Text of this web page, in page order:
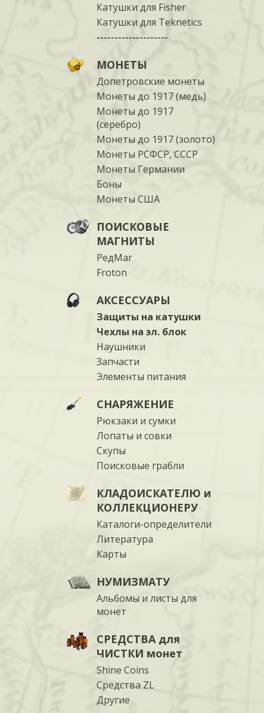
Катушки для Fisher
Катушки для Teknetics
--------------------
МОНЕТЫ
Допетровские монеты
Монеты до 1917 (медь)
Монеты до 1917
(серебро)
Монеты до 1917 (золото)
Монеты РСФСР, СССР
Монеты Германии
Боны
Монеты США
ПОИСКОВЫЕ
МАГНИТЫ
РедМаг
Froton
АКСЕССУАРЫ
Защиты на катушки
Чехлы на эл. блок
Наушники
Запчасти
Элементы питания
СНАРЯЖЕНИЕ
Рюкзаки и сумки
Лопаты и совки
Скупы
Поисковые грабли
КЛАДОИСКАТЕЛЮ и
КОЛЛЕКЦИОНЕРУ
Каталоги-определители
Литература
Карты
НУМИЗМАТУ
Альбомы и листы для
монет
СРЕДСТВА для
ЧИСТКИ монет
Shine Coins
Средства ZL
Другие